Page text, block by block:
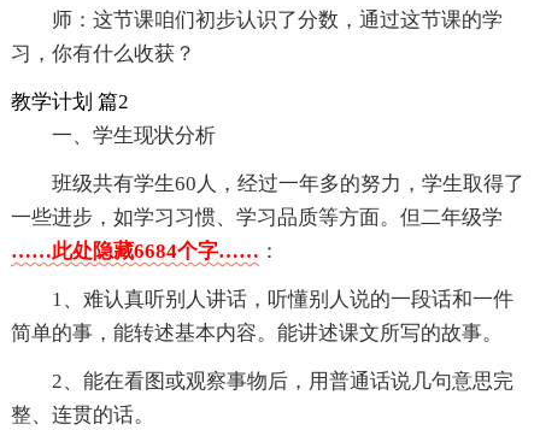
师：这节课咱们初步认识了分数，通过这节课的学
习，你有什么收获？
教学计划 篇2
一、学生现状分析
班级共有学生60人，经过一年多的努力，学生取得了
一些进步，如学习习惯、学习品质等方面。但二年级学
……此处隐藏6684个字…… ：
1、难认真听别人讲话，听懂别人说的一段话和一件
简单的事，能转述基本内容。能讲述课文所写的故事。
2、能在看图或观察事物后，用普通话说几句意思完
整、连贯的话。